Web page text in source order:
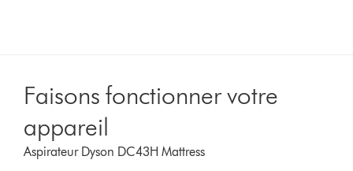
Faisons fonctionner votre
appareil
Aspirateur Dyson DC43H Mattress